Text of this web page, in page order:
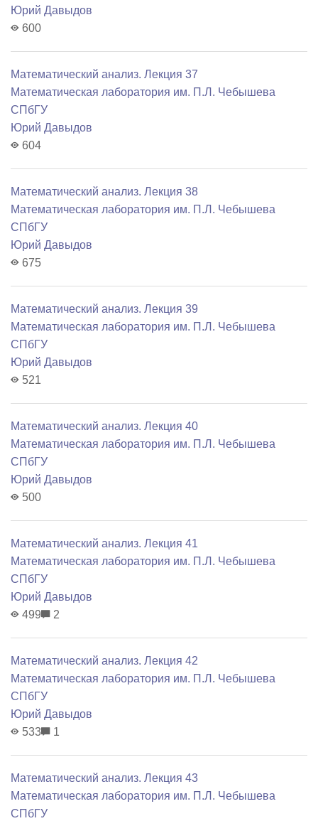
Юрий Давыдов
600
Математический анализ. Лекция 37
Математичеcкая лаборатория им. П.Л. Чебышева
СПбГУ
Юрий Давыдов
604
Математический анализ. Лекция 38
Математичеcкая лаборатория им. П.Л. Чебышева
СПбГУ
Юрий Давыдов
675
Математический анализ. Лекция 39
Математичеcкая лаборатория им. П.Л. Чебышева
СПбГУ
Юрий Давыдов
521
Математический анализ. Лекция 40
Математичеcкая лаборатория им. П.Л. Чебышева
СПбГУ
Юрий Давыдов
500
Математический анализ. Лекция 41
Математичеcкая лаборатория им. П.Л. Чебышева
СПбГУ
Юрий Давыдов
499
2
Математический анализ. Лекция 42
Математичеcкая лаборатория им. П.Л. Чебышева
СПбГУ
Юрий Давыдов
533
1
Математический анализ. Лекция 43
Математичеcкая лаборатория им. П.Л. Чебышева
СПбГУ